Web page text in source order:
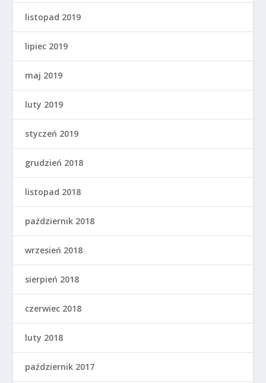
listopad 2019
lipiec 2019
maj 2019
luty 2019
styczeń 2019
grudzień 2018
listopad 2018
październik 2018
wrzesień 2018
sierpień 2018
czerwiec 2018
luty 2018
październik 2017